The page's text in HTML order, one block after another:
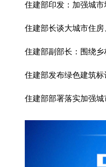
住建部印发：加强城
住建部长谈大城市住
住建部副部长：围绕
住建部发布绿色建筑
住建部部署落实加强